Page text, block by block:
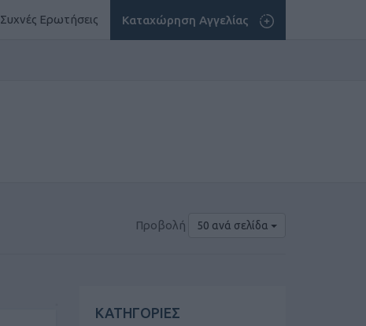
Συχνές Ερωτήσεις Καταχώρηση Αγγελίας
Προβολή 50 ανά σελίδα
ΚΑΤΗΓΟΡΙΕΣ